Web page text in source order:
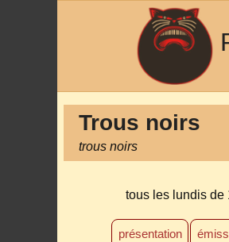
Trous noirs
trous noirs
tous les lundis de
présentation